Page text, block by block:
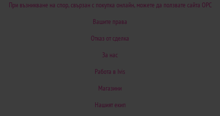
При възникване на спор, свързан с покупка онлайн, можете да ползвате сайта ОРС
Вашите права
Отказ от сделка
За нас
Работа в Ivis
Магазини
Нашият екип